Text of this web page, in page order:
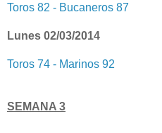
Toros 82 - Bucaneros 87
Lunes 02/03/2014
Toros 74 - Marinos 92
SEMANA 3